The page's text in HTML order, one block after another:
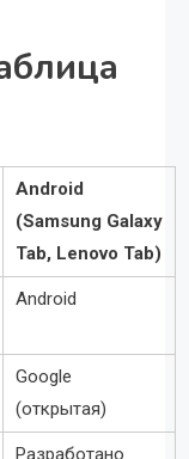
Android
(Samsung Galaxy
Tab, Lenovo Tab)
Android
Google
(открытая)
Разработано